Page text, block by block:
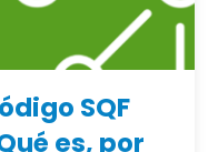
SQF
es, por